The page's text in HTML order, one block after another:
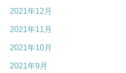
2021年12月
2021年11月
2021年10月
2021年9月